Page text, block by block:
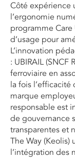
Côté expérience
l’ergonomie
programme Care
d’usage pour
L’innovation
: UBIRAIL (SNCF
ferroviaire en
la fois l’efficacité
marque
responsable est
de gouvernance
transparentes et
The Way (Keolis)
l’intégration des